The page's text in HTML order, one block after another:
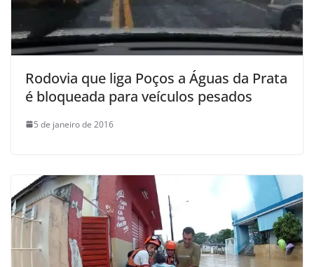
Rodovia que liga Poços a Águas da Prata
é bloqueada para veículos pesados
5 de janeiro de 2016